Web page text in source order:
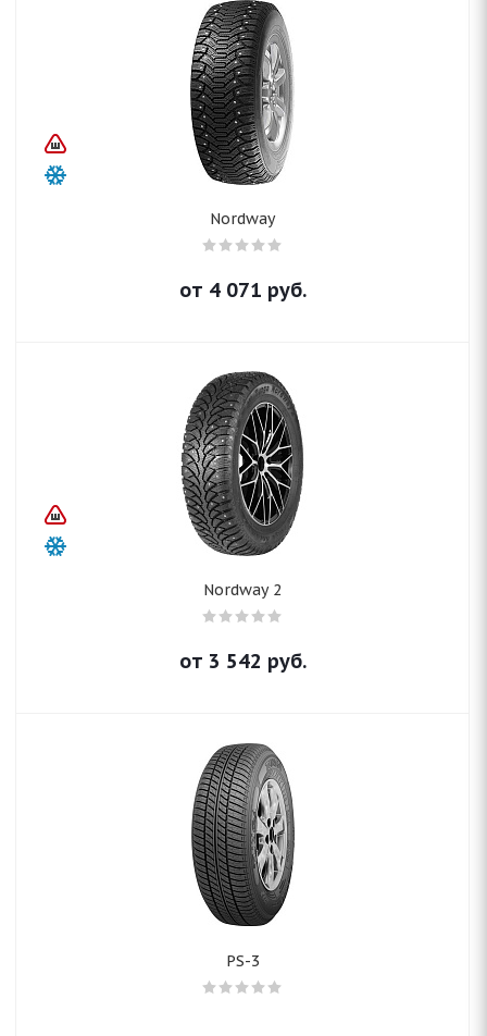
Nordway
от 4 071 руб.
Nordway 2
от 3 542 руб.
PS-3